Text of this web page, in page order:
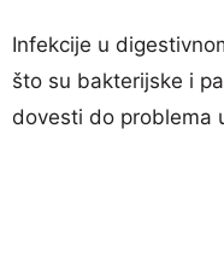
Infekcije u
što su bakterijske i
dovesti do problema